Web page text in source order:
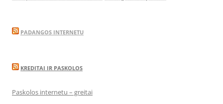
PADANGOS INTERNETU
KREDITAI IR PASKOLOS
Paskolos internetu – greitai